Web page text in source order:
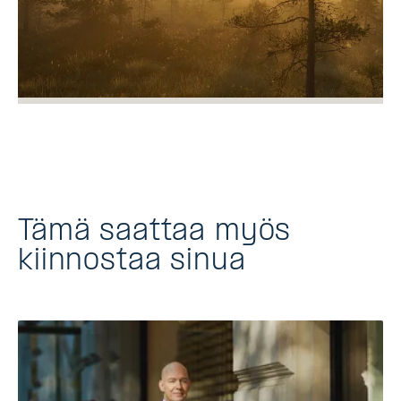
Tämä saattaa myös
kiinnostaa sinua